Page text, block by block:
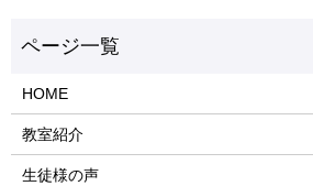
HOME
教室紹介
生徒様の声